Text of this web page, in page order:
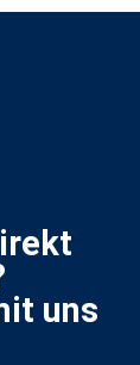
uns